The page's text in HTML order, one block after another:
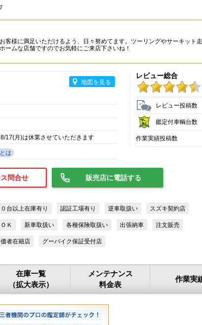
様に満足いただけるよう、日々努めてます。ツーリングやサーキット走
ームな店舗ですのでお気軽にご来店下さいね！
地図を見る
17(月)は休業させていただきます
は
レビュー総合
レビュー投稿数
鑑定付車輌台数
作業実績投稿数
問合せ 販売店に電話する
０台以上在庫有り 認証工場有り 逆車取扱い スズキ契約店
Ｋ 新車取扱い 各種保険取扱い 出張納車 注文販売
者在籍店 グーバイク保証受付店
在庫一覧
（拡大表示）
メンテナンス
料金表
作業実